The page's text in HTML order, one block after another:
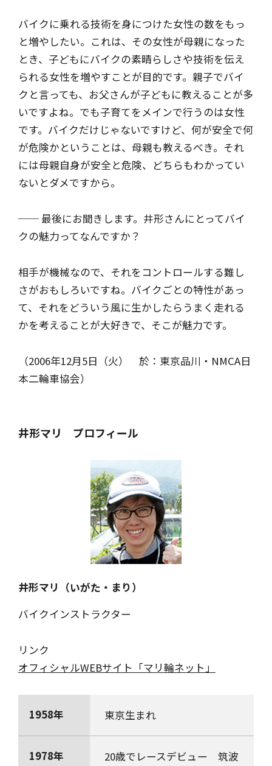
バイクに乗れる技術を身につけた女性の数をもっ
と増やしたい。これは、その女性が母親になった
とき、子どもにバイクの素晴らしさや技術を伝え
られる女性を増やすことが目的です。親子でバイ
クと言っても、お父さんが子どもに教えることが多
いですよね。でも子育てをメインで行うのは女性
です。バイクだけじゃないですけど、何が安全で何
が危険かということは、母親も教えるべき。それ
には母親自身が安全と危険、どちらもわかってい
ないとダメですから。
── 最後にお聞きします。井形さんにとってバイ
クの魅力ってなんですか？
相手が機械なので、それをコントロールする難し
さがおもしろいですね。バイクごとの特性があっ
て、それをどういう風に生かしたらうまく走れる
かを考えることが大好きで、そこが魅力です。
（2006年12月5日（火） 於：東京品川・NMCA日
本二輪車協会）
井形マリ プロフィール
井形マリ（いがた・まり）
バイクインストラクター
リンク
オフィシャルWEBサイト「マリ輪ネット」
1958年 東京生まれ
1978年 20歳でレースデビュー 筑波